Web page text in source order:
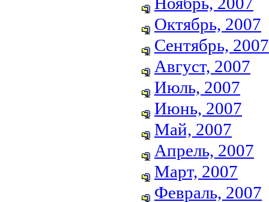
Октябрь, 2007
Сентябрь, 2007
Август, 2007
Июль, 2007
Июнь, 2007
Май, 2007
Апрель, 2007
Март, 2007
Февраль, 2007